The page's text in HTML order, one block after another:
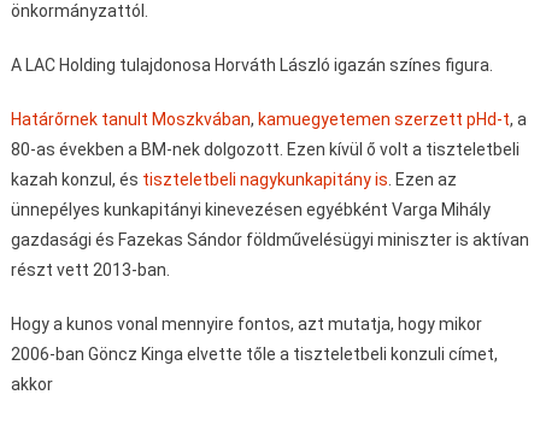
önkormányzattól.
A LAC Holding tulajdonosa Horváth László igazán színes figura.
Határőrnek tanult Moszkvában, kamuegyetemen szerzett pHd-t, a
80-as években a BM-nek dolgozott. Ezen kívül ő volt a tiszteletbeli
kazah konzul, és tiszteletbeli nagykunkapitány is . Ezen az
ünnepélyes kunkapitányi kinevezésen egyébként Varga Mihály
gazdasági és Fazekas Sándor földművelésügyi miniszter is aktívan
részt vett 2013-ban.
Hogy a kunos vonal mennyire fontos, azt mutatja, hogy mikor
2006-ban Göncz Kinga elvette tőle a tiszteletbeli konzuli címet,
akkor